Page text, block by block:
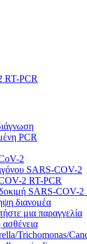
RT-PCR
PCR
2
SARS-COV-2
2 RT-PCR
SARS-COV-
διανομέα
μια παραγγελία
Trichomonas/